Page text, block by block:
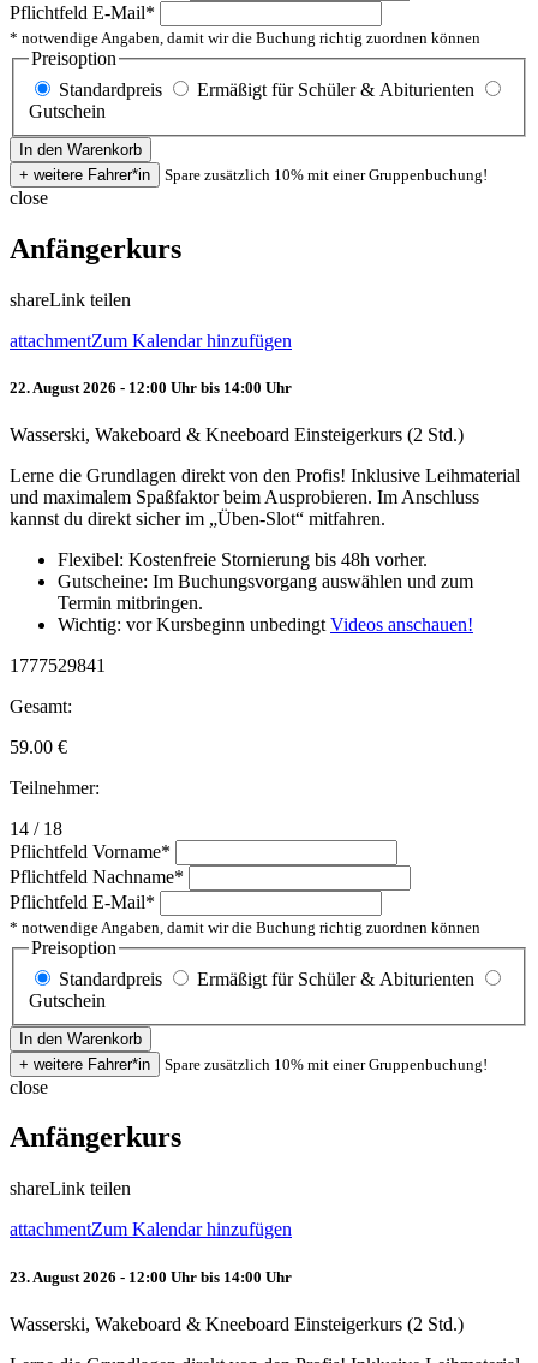
Pflichtfeld E-Mail*
* notwendige Angaben, damit wir die Buchung richtig zuordnen können
Preisoption
Standardpreis
Ermäßigt für Schüler & Abiturienten
Gutschein
Spare zusätzlich 10% mit einer Gruppenbuchung!
close
Anfängerkurs
shareLink teilen
attachmentZum Kalendar hinzufügen
22. August 2026 - 12:00 Uhr bis 14:00 Uhr
Wasserski, Wakeboard & Kneeboard Einsteigerkurs (2 Std.)
Lerne die Grundlagen direkt von den Profis! Inklusive Leihmaterial
und maximalem Spaßfaktor beim Ausprobieren. Im Anschluss
kannst du direkt sicher im „Üben-Slot“ mitfahren.
Flexibel: Kostenfreie Stornierung bis 48h vorher.
Gutscheine: Im Buchungsvorgang auswählen und zum
Termin mitbringen.
Wichtig: vor Kursbeginn unbedingt Videos anschauen!
1777529841
Gesamt:
59.00 €
Teilnehmer:
14 / 18
Pflichtfeld Vorname*
Pflichtfeld Nachname*
Pflichtfeld E-Mail*
* notwendige Angaben, damit wir die Buchung richtig zuordnen können
Preisoption
Standardpreis
Ermäßigt für Schüler & Abiturienten
Gutschein
Spare zusätzlich 10% mit einer Gruppenbuchung!
close
Anfängerkurs
shareLink teilen
attachmentZum Kalendar hinzufügen
23. August 2026 - 12:00 Uhr bis 14:00 Uhr
Wasserski, Wakeboard & Kneeboard Einsteigerkurs (2 Std.)